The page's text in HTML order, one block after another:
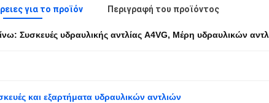
για το προϊόν Περιγραφή του προϊόντος
Συσκευές υδραυλικής αντλίας A4VG, Μέρη υδραυλικών
και εξαρτήματα υδραυλικών αντλιών